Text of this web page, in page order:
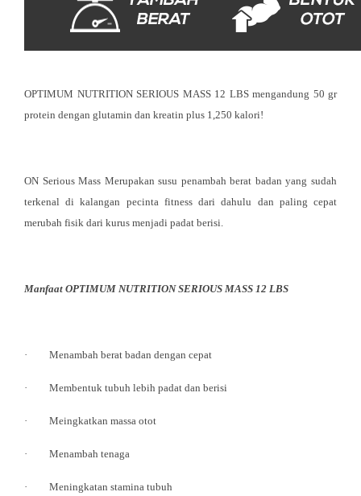
OPTIMUM NUTRITION SERIOUS MASS 12 LBS mengandung 50 gr
protein dengan glutamin dan kreatin plus 1,250 kalori!
ON Serious Mass Merupakan susu penambah berat badan yang sudah
terkenal di kalangan pecinta fitness dari dahulu dan paling cepat
merubah fisik dari kurus menjadi padat berisi.
Manfaat OPTIMUM NUTRITION SERIOUS MASS 12 LBS
· Menambah berat badan dengan cepat
· Membentuk tubuh lebih padat dan berisi
· Meingkatkan massa otot
· Menambah tenaga
· Meningkatan stamina tubuh